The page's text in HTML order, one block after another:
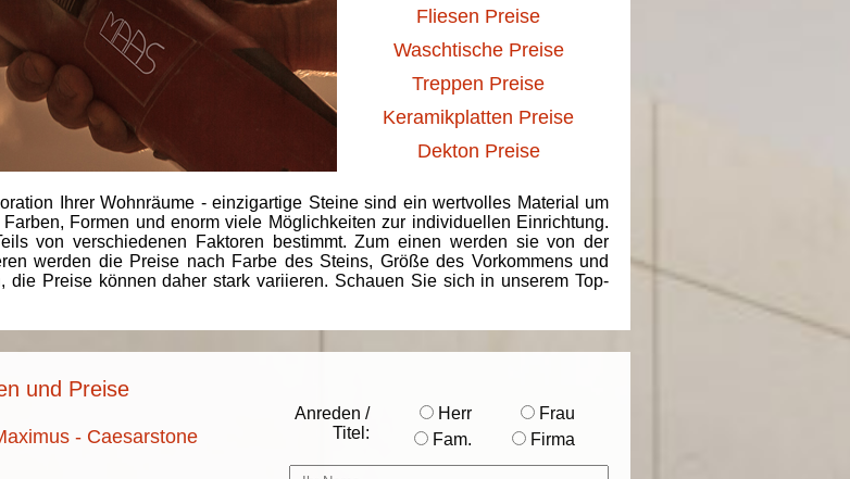
Fliesen Preise
Waschtische Preise
Treppen Preise
Keramikplatten Preise
Dekton Preise
Ihrer Wohnräume - einzigartige Steine sind ein wertvolles Material um
Formen und enorm viele Möglichkeiten zur individuellen Einrichtung.
von verschiedenen Faktoren bestimmt. Zum einen werden sie von der
werden die Preise nach Farbe des Steins, Größe des Vorkommens und
die Preise können daher stark variieren. Schauen Sie sich in unserem Top-
und Preise
- Caesarstone
Anreden /
Titel:
Herr
Frau
Fam.
Firma